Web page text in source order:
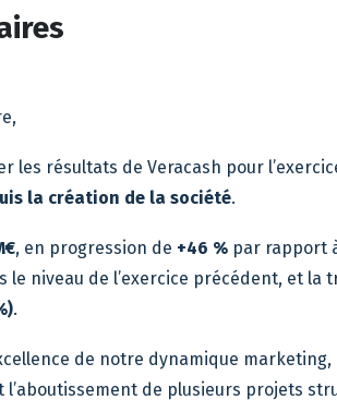
les résultats de Veracash pour
la création de la société.
, en progression de +46 % par rapport
le niveau de l’exercice précédent, et la
.
de notre dynamique marketing,
l’aboutissement de plusieurs projets